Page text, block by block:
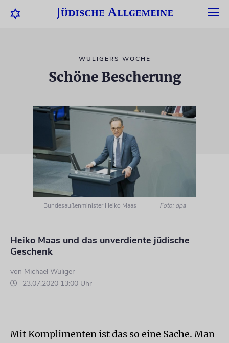
WULIGERS WOCHE
Schöne Bescherung
Bundesaußenminister Heiko Maas Foto: dpa
Heiko Maas und das unverdiente jüdische
Geschenk
von Michael Wuliger
23.07.2020 13:00 Uhr
Mit Komplimenten ist das so eine Sache. Man